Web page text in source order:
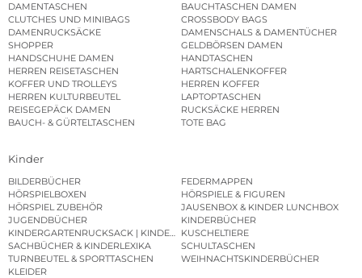
DAMENTASCHEN
BAUCHTASCHEN DAMEN
CLUTCHES UND MINIBAGS
CROSSBODY BAGS
DAMENRUCKSÄCKE
DAMENSCHALS & DAMENTÜCHER
SHOPPER
GELDBÖRSEN DAMEN
HANDSCHUHE DAMEN
HANDTASCHEN
HERREN REISETASCHEN
HARTSCHALENKOFFER
KOFFER UND TROLLEYS
HERREN KOFFER
HERREN KULTURBEUTEL
LAPTOPTASCHEN
REISEGEPÄCK DAMEN
RUCKSÄCKE HERREN
BAUCH- & GÜRTELTASCHEN
TOTE BAG
Kinder
BILDERBÜCHER
FEDERMAPPEN
HÖRSPIELBOXEN
HÖRSPIELE & FIGUREN
HÖRSPIEL ZUBEHÖR
JAUSENBOX & KINDER LUNCHBOX
JUGENDBÜCHER
KINDERBÜCHER
KINDERGARTENRUCKSACK | KINDERGARTENBEUTEL
KUSCHELTIERE
SACHBÜCHER & KINDERLEXIKA
SCHULTASCHEN
TURNBEUTEL & SPORTTASCHEN
WEIHNACHTSKINDERBÜCHER
KLEIDER